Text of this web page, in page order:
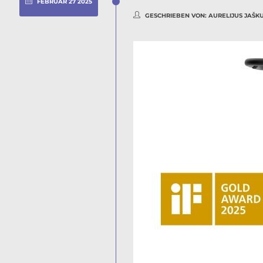
GESCHRIEBEN VON: AURELIJUS